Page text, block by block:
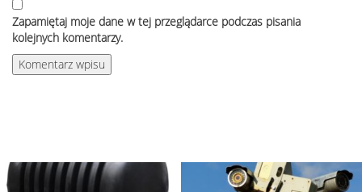
Zapamiętaj moje dane w tej przeglądarce podczas pisania
kolejnych komentarzy.